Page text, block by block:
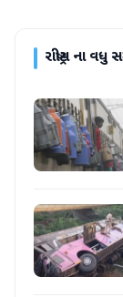
રાષ્ટ્રીયના વધુ